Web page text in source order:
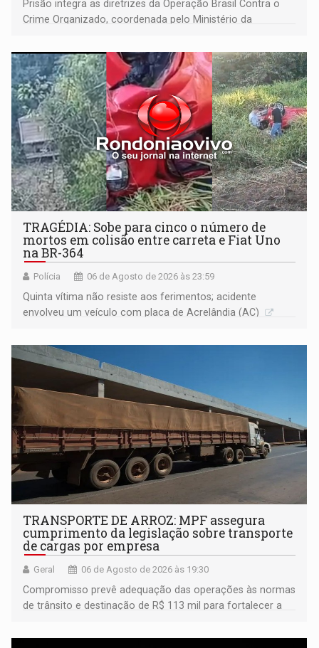
Prisão integra as diretrizes da Operação Brasil Contra o
Crime Organizado, coordenada pelo Ministério da
TRAGÉDIA: Sobe para cinco o número de
mortos em colisão entre carreta e Fiat Uno
na BR-364
Polícia 06 de Agosto de 2026 às 23:59
Quinta vítima não resiste aos ferimentos; acidente
envolveu um veículo com placa de Acrelândia (AC)
TRANSPORTE DE ARROZ: MPF assegura
cumprimento da legislação sobre transporte
de cargas por empresa
Geral 06 de Agosto de 2026 às 19:30
Compromisso prevê adequação das operações às normas
de trânsito e destinação de R$ 113 mil para fortalecer a